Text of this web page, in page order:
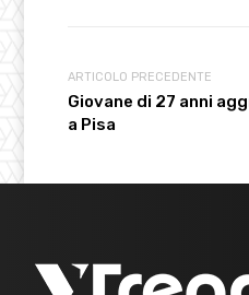
ARTICOLO PRECEDENTE
Giovane di 27 anni
a Pisa